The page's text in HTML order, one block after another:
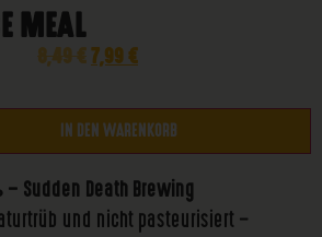
MEAL
8,49€7,99€
IN DEN WARENKORB
– Sudden Death Brewing
und nicht pasteurisiert –